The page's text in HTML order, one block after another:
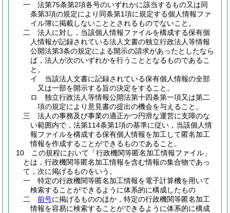
一
法第75条第2項各号のいずれかに該当するもの又は同
条第3項の規定により同条第1項に規定する個人情報ファ
イル簿に掲載しないこととされるものでないこと。
二
法人に対し，当該個人情報ファイルを構成する保有個
人情報が記録されている法人文書の独立行政法人等情報
公開法第3条の規定による開示の請求があったとしたなら
ば，法人が次のいずれかを行うこととなるものであるこ
と。
イ
当該法人文書に記録されている保有個人情報の全部
又は一部を開示する旨の決定をすること。
ロ
独立行政法人等情報公開法第十四条第一項又は第二
項の規定により意見書の提出の機会を与えること。
三
法人の事務及び事業の適正かつ円滑な運営に支障のな
い範囲内で，法第114条第1項の基準に従い，当該個人情
報ファイルを構成する保有個人情報を加工して匿名加工
情報を作成することができるものであること。
10
この規程において「行政機関等匿名加工情報ファイル」
とは，行政機関等匿名加工情報を含む情報の集合物であっ
て，次に掲げるものをいう。
一
特定の行政機関等匿名加工情報を電子計算機を用いて
検索することができるように体系的に構成したもの
二
前号に掲げるもののほか，特定の行政機関等匿名加工
情報を容易に検索することができるように体系的に構成